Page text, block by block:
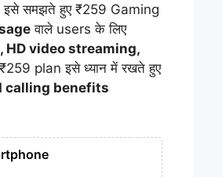
समझते हुए ₹259 Gaming
वाले users के लिए
HD video streaming,
plan इसे ध्यान में रखते हुए
calling benefits